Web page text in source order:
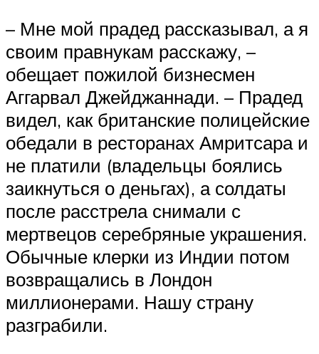
– Мне мой прадед рассказывал, а я
своим правнукам расскажу, –
обещает пожилой бизнесмен
Аггарвал Джейджаннади. – Прадед
видел, как британские полицейские
обедали в ресторанах Амритсара и
не платили (владельцы боялись
заикнуться о деньгах), а солдаты
после расстрела снимали с
мертвецов серебряные украшения.
Обычные клерки из Индии потом
возвращались в Лондон
миллионерами. Нашу страну
разграбили.